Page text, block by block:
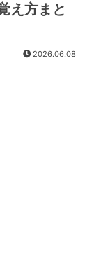
え方まと
2026.06.08